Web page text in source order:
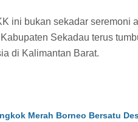
ini bukan sekadar seremoni
Sekadau terus
di Kalimantan Barat.
Merah Borneo Bersatu